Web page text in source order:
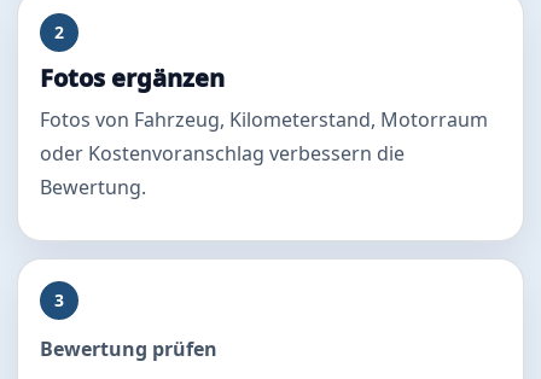
2
Fotos ergänzen
Fotos von Fahrzeug, Kilometerstand, Motorraum
oder Kostenvoranschlag verbessern die
Bewertung.
3
Bewertung prüfen